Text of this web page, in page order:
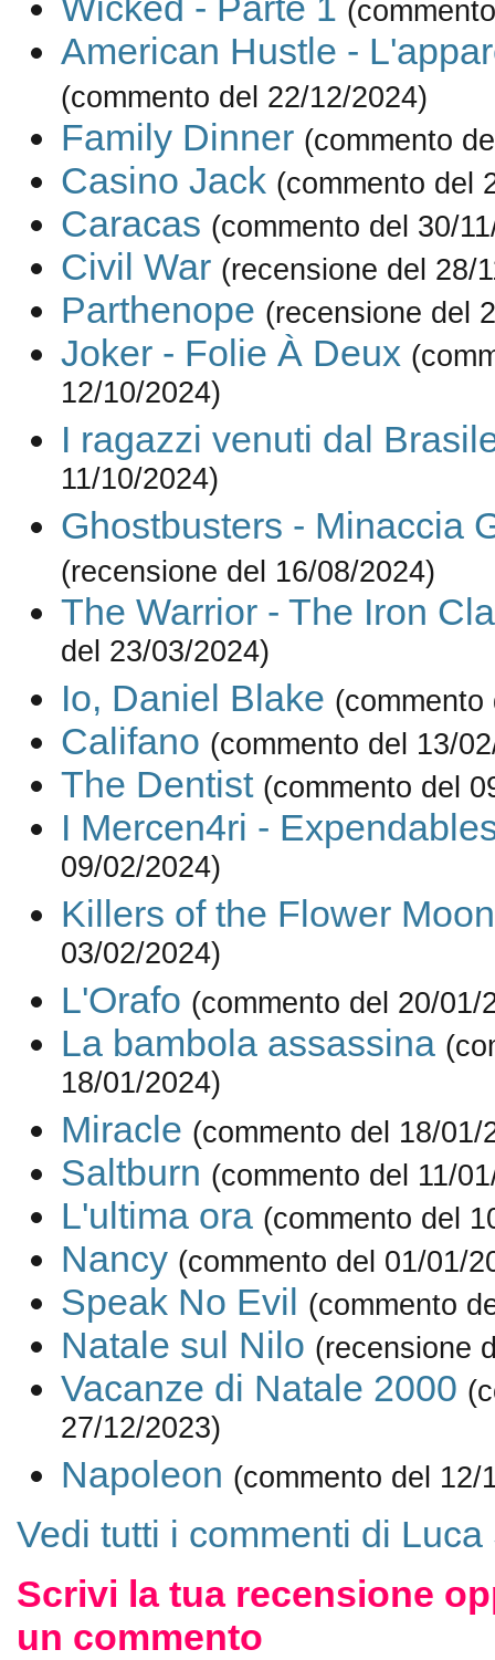
American Hustle -
(commento del 22/12/2024)
Family Dinner (commento
Casino Jack (commento del
Caracas (commento del 30/
Civil War (recensione del 28/
Parthenope (recensione del
Joker - Folie À Deux
12/10/2024)
I ragazzi venuti dal
11/10/2024)
Ghostbusters - Minaccia
(recensione del 16/08/2024)
The Warrior - The Iron
del 23/03/2024)
Io, Daniel Blake (commento
Califano (commento del 13/
The Dentist (commento del
I Mercen4ri -
09/02/2024)
Killers of the Flower Moon
03/02/2024)
L'Orafo (commento del 20/01/
La bambola assassina
18/01/2024)
Miracle (commento del 18/01/
Saltburn (commento del 11/
L'ultima ora (commento del
Nancy (commento del 01/01/
Speak No Evil (commento
Natale sul Nilo (recensione
Vacanze di Natale 2000
27/12/2023)
Napoleon (commento del 12/
Vedi tutti i commenti di Luca
Scrivi la tua recensione
un commento